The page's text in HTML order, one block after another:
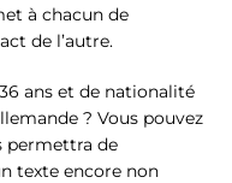
à chacun de
de l’autre.
ans et de nationalité
? Vous pouvez
permettra de
texte encore non